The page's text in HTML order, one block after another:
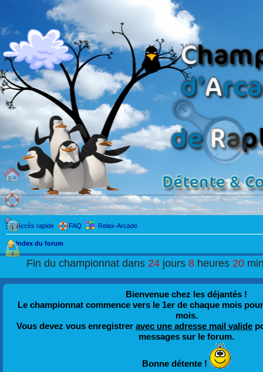
Accès rapide FAQ Relax-Arcade
Index du forum
Fin du championnat dans24 jours8 heures20
Bienvenue chez les déjantés !
Le championnat commence vers le 1er de chaque mois
mois.
Vous devez vous enregistrer avec une adresse mail valide
messages sur le forum.
Bonne détente !